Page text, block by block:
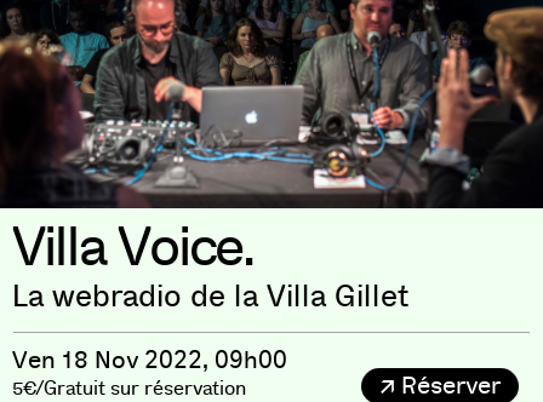
Villa Voice.
La webradio de la Villa Gillet
Ven 18 Nov 2022, 09h00
5€/Gratuit sur réservation Réserver